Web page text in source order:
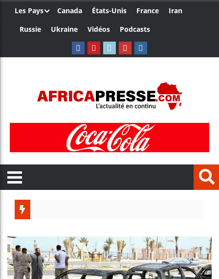
Les Pays Canada États-Unis France
Iran
Russie
Ukraine Vidéos Podcasts
Bénin :